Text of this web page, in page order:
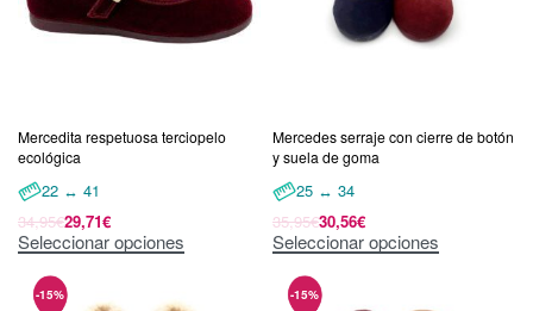
Mercedita respetuosa terciopelo
ecológica
22 ↔ 41
34,95€29,71€
Seleccionar opciones
Mercedes serraje con cierre de botón
y suela de goma
25 ↔ 34
35,95€30,56€
Seleccionar opciones